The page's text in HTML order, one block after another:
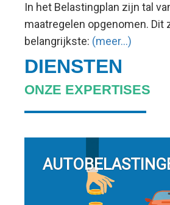
In het Belastingplan zijn tal
maatregelen opgenomen. Dit
belangrijkste: (meer…)
DIENSTEN
ONZE EXPERTISES